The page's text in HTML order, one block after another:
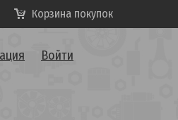
Корзина покупок
Войти